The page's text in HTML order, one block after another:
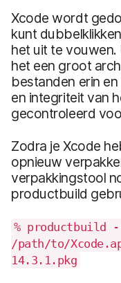
Xcode wordt
kunt
het uit te
het een groot
bestanden erin
en integriteit van
gecontroleerd
Zodra je Xcode
opnieuw
verpakkingstool
productbuild
% productbuild
/path/to/
14.3.1.pkg